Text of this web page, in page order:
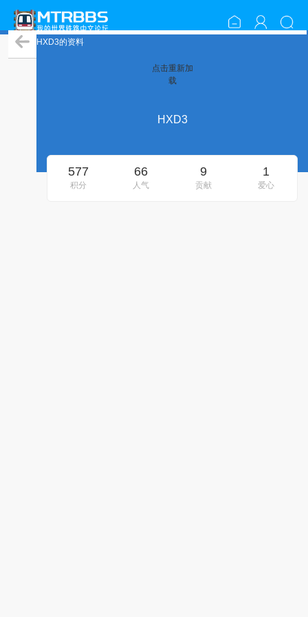
HXD3的资料
点击重新加
载
HXD3
577
积分
66
人气
9
贡献
1
爱心